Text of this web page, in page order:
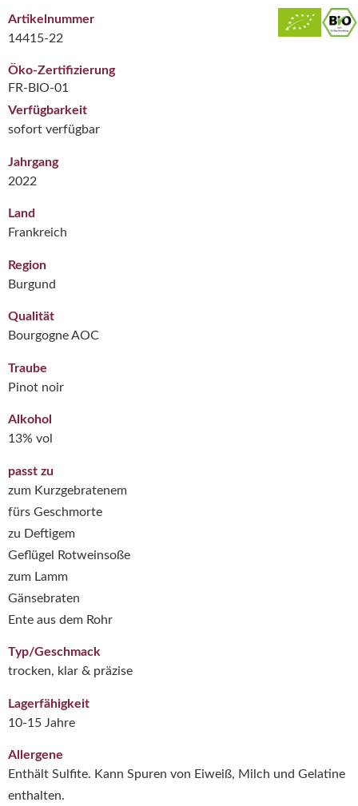
Artikelnummer
14415-22
Öko-Zertifizierung
FR-BIO-01
Verfügbarkeit
sofort verfügbar
Jahrgang
2022
Land
Frankreich
Region
Burgund
Qualität
Bourgogne AOC
Traube
Pinot noir
Alkohol
13% vol
passt zu
zum Kurzgebratenem
fürs Geschmorte
zu Deftigem
Geflügel Rotweinsoße
zum Lamm
Gänsebraten
Ente aus dem Rohr
Typ/Geschmack
trocken, klar & präzise
Lagerfähigkeit
10-15 Jahre
Allergene
Enthält Sulfite. Kann Spuren von Eiweiß, Milch und Gelatine
enthalten.